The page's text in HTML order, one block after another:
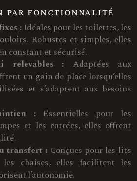
par fonctionnalité
: Idéales pour les toilettes, les
Robustes et simples, elles
constant et sécurisé.
relevables : Adaptées aux
un gain de place lorsqu’elles
et s’adaptent aux besoins
: Essentielles pour les
et les entrées, elles offrent
transfert : Conçues pour les lits
chaises, elles facilitent les
l’autonomie.